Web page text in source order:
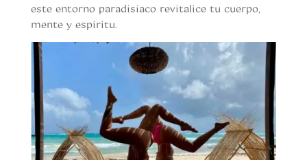
este entorno paradisíaco revitalice tu cuerpo,
mente y espíritu.